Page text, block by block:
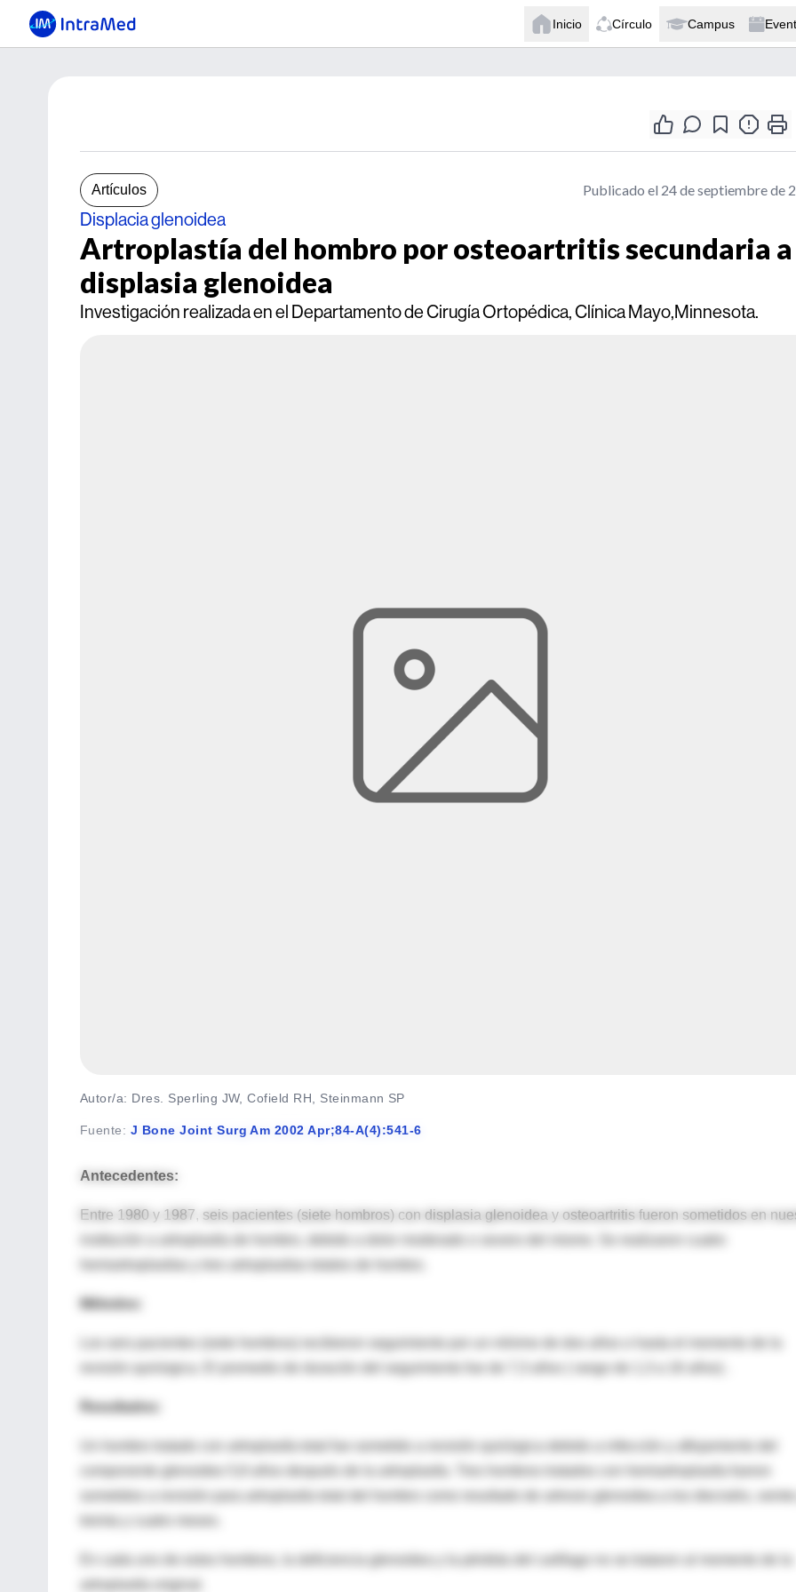
Inicio Círculo Campus
Artículos Publicado el 24 de septiembre de
Displacia glenoidea
Artroplastía del hombro por osteoartritis secundaria a
displasia glenoidea
Investigación realizada en el Departamento de Cirugía Ortopédica, Clínica Mayo,Minnesota.
Autor/a: Dres. Sperling JW, Cofield RH, Steinmann SP
Fuente: J Bone Joint Surg Am 2002 Apr;84-A(4):541-6
Antecedentes:
Entre 1980 y 1987, seis pacientes (siete hombros) con displasia glenoidea y osteoartritis fueron sometidos en
Métodos:
Los seis pacientes (siete hombros) recibieron seguimiento por un mínimo de dos años o hasta el momento de la
revisión quirúrgica. El promedio de duración del seguimiento fue de 7,3 años ( rango de 1,3 a 16 años) .
Resultados:
Un hombro tratado con artroplastía total fue sometido a revisión quirúrgica debido a infección y aflojamiento del
componente glenoideo 5,8 años después de la artroplastía. Tres hombros tratados con hemiartroplastía fueron
En cada uno de estos hombros, la deficiencia glenoidea y la pérdida del cartílago no se trataron al momento de la
artroplastía original.